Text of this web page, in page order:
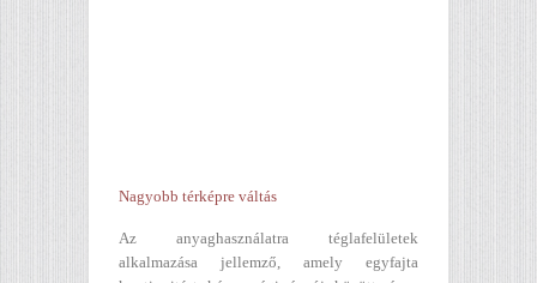
Nagyobb térképre váltás
Az anyaghasználatra téglafelületek
alkalmazása jellemző, amely egyfajta